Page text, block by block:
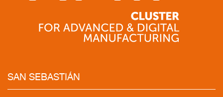
SAN SEBASTIÁN